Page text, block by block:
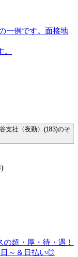
一例です。面接地
支社〈夜勤〉(183)のそ
の超・厚・待・遇！
日～＆日払い◎